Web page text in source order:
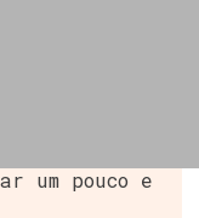
um pouco e